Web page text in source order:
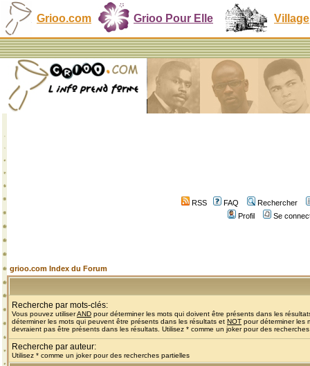
Grioo.com Grioo Pour Elle Village
RSS FAQ
Rechercher
Profil
Se
grioo.com Index du Forum
Recherche par mots-clés:
Vous pouvez utiliserAND pour déterminer les mots qui doivent être présents dans les
déterminer les mots qui peuvent être présents dans les résultats et NOT pour déterminer les
devraient pas être présents dans les résultats. Utilisez * comme un joker pour des
Recherche par auteur:
Utilisez * comme un joker pour des recherches partielles